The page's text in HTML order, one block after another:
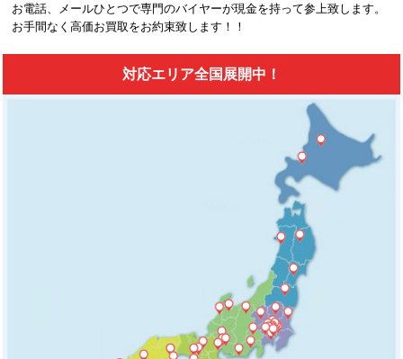
お電話、メールひとつで専門のバイヤーが現金を持って参上致します。
お手間なく高価お買取をお約束致します！！
対応エリア全国展開中！